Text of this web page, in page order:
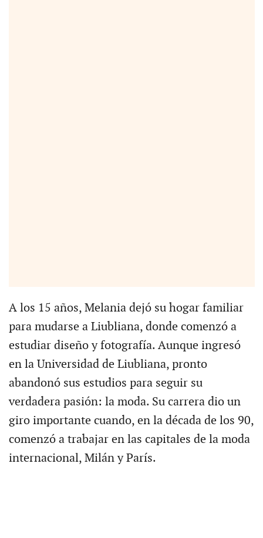
A los 15 años, Melania dejó su hogar familiar
para mudarse a Liubliana, donde comenzó a
estudiar diseño y fotografía. Aunque ingresó
en la Universidad de Liubliana, pronto
abandonó sus estudios para seguir su
verdadera pasión: la moda. Su carrera dio un
giro importante cuando, en la década de los 90,
comenzó a trabajar en las capitales de la moda
internacional, Milán y París.